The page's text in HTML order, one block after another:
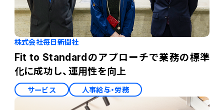
株式会社毎日新聞社
Fit to Standardのアプローチで業務の標準
化に成功し、運用性を向上
サービス 人事給与・労務